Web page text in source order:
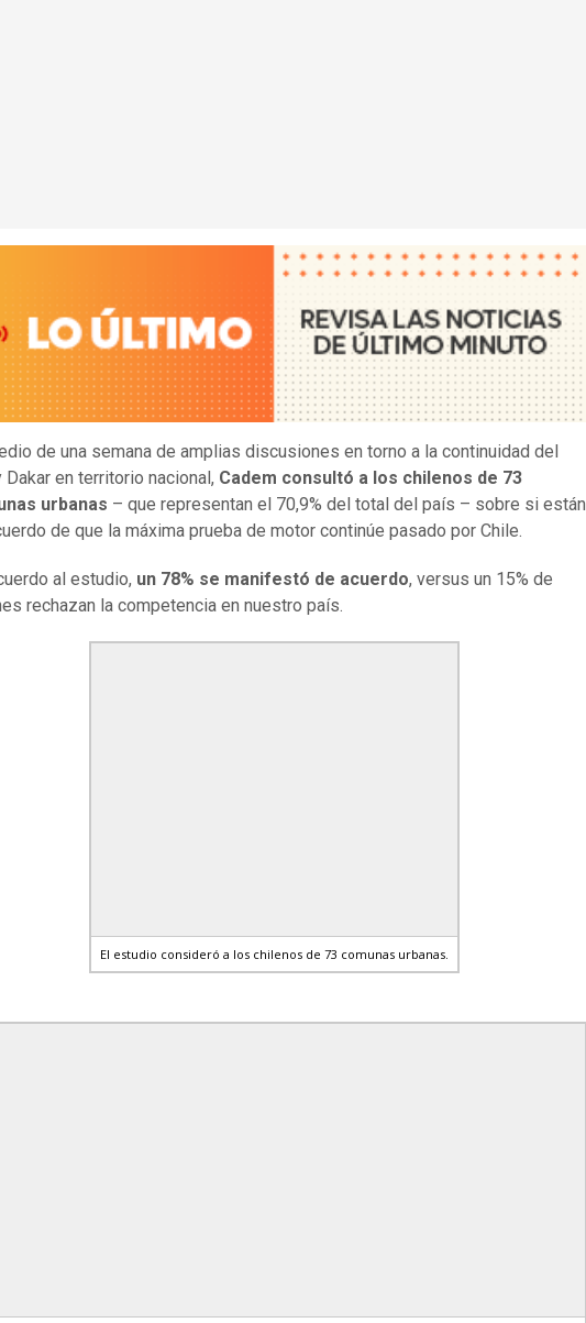
de una semana de amplias discusiones en torno a la continuidad del
Dakar en territorio nacional, Cadem consultó a los chilenos de 73
urbanas – que representan el 70,9% del total del país – sobre si están
de que la máxima prueba de motor continúe pasado por Chile.
al estudio, un 78% se manifestó de acuerdo, versus un 15% de
rechazan la competencia en nuestro país.
El estudio consideró a los chilenos de 73 comunas urbanas.